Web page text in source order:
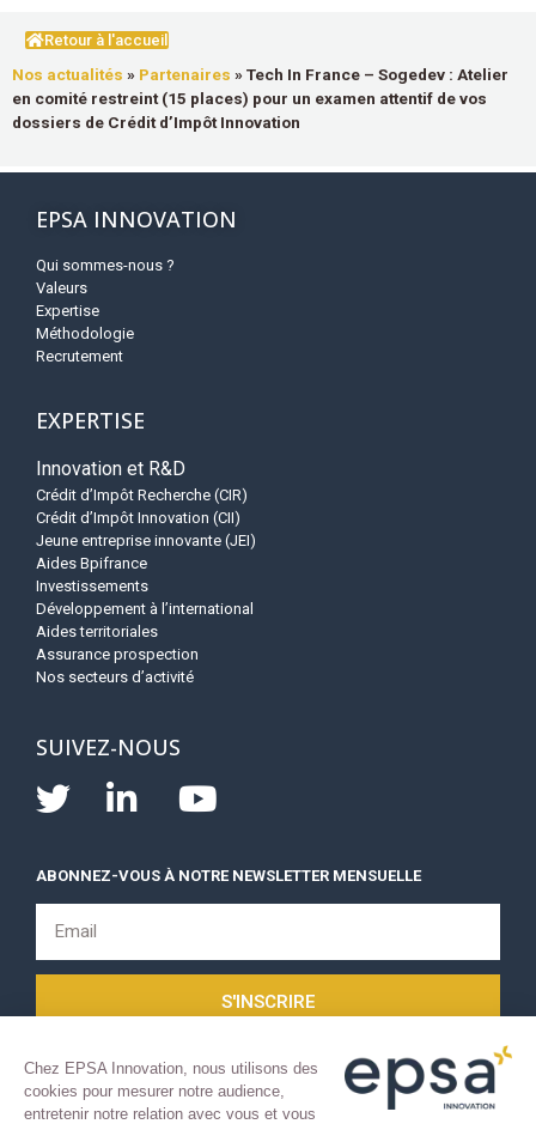
Chez EPSA Innovation, nous utilisons des
cookies pour mesurer notre audience,
entretenir notre relation avec vous et vous
Retour à l'accueil
Nos actualités » Partenaires »Tech In France – Sogedev : Atelier
en comité restreint (15 places) pour un examen attentif de vos
dossiers de Crédit d’Impôt Innovation
EPSA INNOVATION
Qui sommes-nous ?
Valeurs
Expertise
Méthodologie
Recrutement
EXPERTISE
Innovation et R&D
Crédit d’Impôt Recherche (CIR)
Crédit d’Impôt Innovation (CII)
Jeune entreprise innovante (JEI)
Aides Bpifrance
Investissements
Développement à l’international
Aides territoriales
Assurance prospection
Nos secteurs d’activité
SUIVEZ-NOUS
ABONNEZ-VOUS À NOTRE NEWSLETTER MENSUELLE
S'INSCRIRE